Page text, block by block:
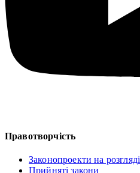
Правотворчість
Законопроекти на розгляді
Прийняті закони